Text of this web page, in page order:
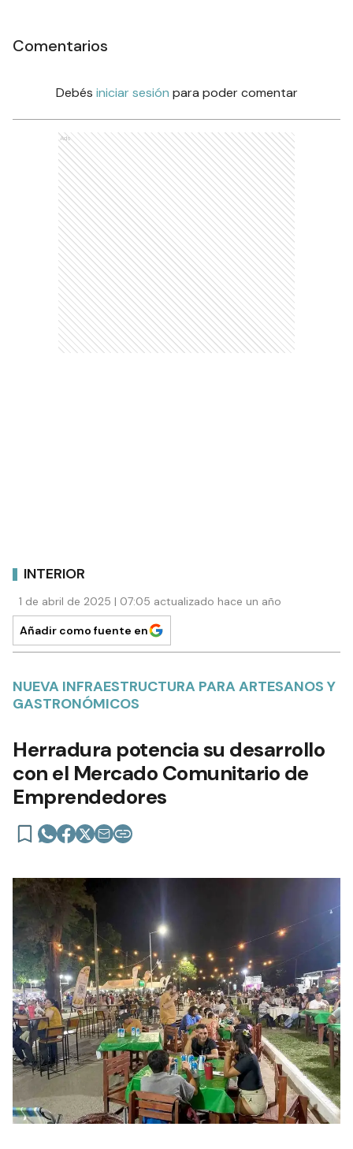
Comentarios
Debés iniciar sesión para poder comentar
Ads
INTERIOR
1 de abril de 2025 | 07:05 actualizado hace un año
Añadir como fuente en
NUEVA INFRAESTRUCTURA PARA ARTESANOS Y
GASTRONÓMICOS
Herradura potencia su desarrollo
con el Mercado Comunitario de
Emprendedores